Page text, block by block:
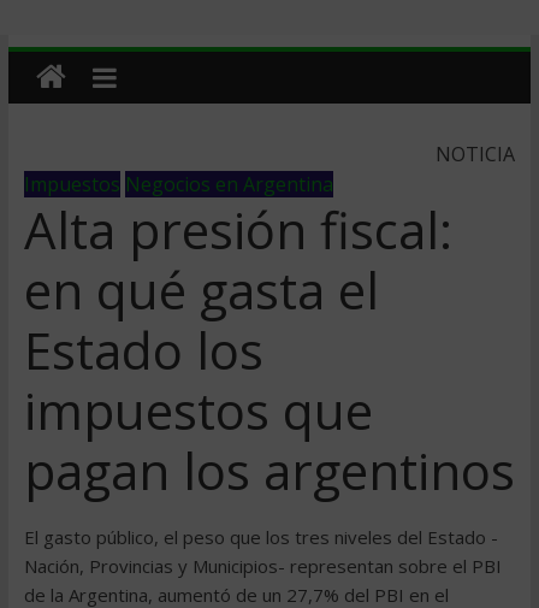
NOTICIA
Impuestos Negocios en Argentina
Alta presión fiscal:
en qué gasta el
Estado los
impuestos que
pagan los argentinos
El gasto público, el peso que los tres niveles del Estado -
Nación, Provincias y Municipios- representan sobre el PBI
de la Argentina, aumentó de un 27,7% del PBI en el